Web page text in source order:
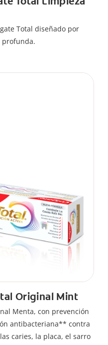
Total diseñado por
profunda.
Original Mint
Menta, con prevención
antibacteriana** contra
caries, la placa, el sarro